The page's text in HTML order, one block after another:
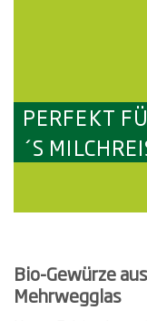
PERFEKT
´S
Bio-Gewürze
Mehrwegglas